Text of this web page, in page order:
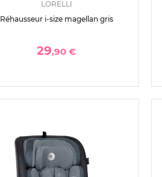
LORELLI
Réhausseur i-size magellan gris
29,90 €